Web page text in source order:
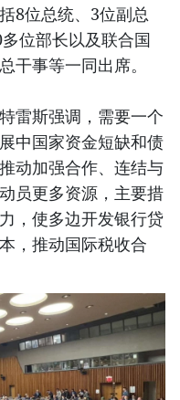
8位总统、3位副总
位部长以及联合国
干事等一同出席。
雷斯强调，需要一个
中国家资金短缺和债
动加强合作、连结与
员更多资源，主要措
，使多边开发银行贷
，推动国际税收合